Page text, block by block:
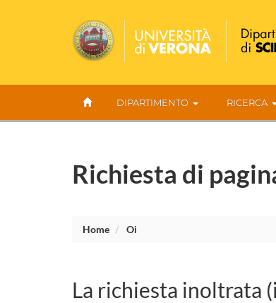
DIPARTIMENTO RICERCA
Richiesta di
Home Oi
La richiesta inoltrata